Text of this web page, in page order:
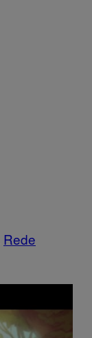
Rede